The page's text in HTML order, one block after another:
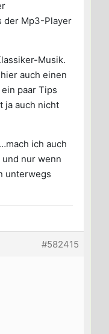
der Mp3-Player
Musik.
auch einen
paar Tips
ja auch nicht
ich auch
und nur wenn
unterwegs
#582415